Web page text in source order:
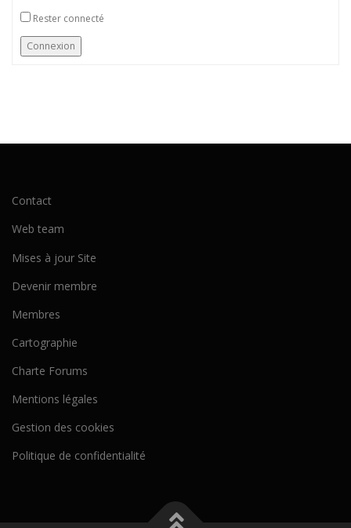
Rester connecté
Connexion
Contact
Web team
Mises à jour Site
Devenir membre
Membres
Cartographie
Charte Forums
Mentions légales
Gestion des cookies
Politique de confidentialité